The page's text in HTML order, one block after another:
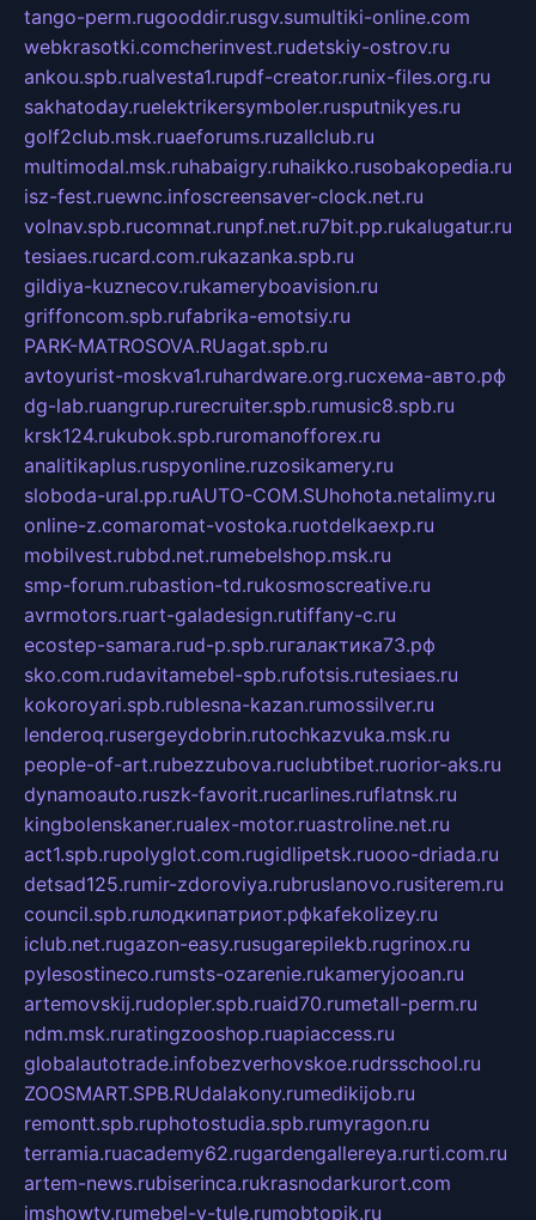
tango-perm.rugooddir.rusgv.sumultiki-online.com
webkrasotki.comcherinvest.rudetskiy-ostrov.ru
ankou.spb.rualvesta1.rupdf-creator.runix-files.org.ru
sakhatoday.ruelektrikersymboler.rusputnikyes.ru
golf2club.msk.ruaeforums.ruzallclub.ru
multimodal.msk.ruhabaigry.ruhaikko.rusobakopedia.ru
isz-fest.ruewnc.infoscreensaver-clock.net.ru
volnav.spb.rucomnat.runpf.net.ru7bit.pp.rukalugatur.ru
tesiaes.rucard.com.rukazanka.spb.ru
gildiya-kuznecov.rukameryboavision.ru
griffoncom.spb.rufabrika-emotsiy.ru
PARK-MATROSOVA.RUagat.spb.ru
avtoyurist-moskva1.ruhardware.org.ruсхема-авто.рф
dg-lab.ruangrup.rurecruiter.spb.rumusic8.spb.ru
krsk124.rukubok.spb.ruromanofforex.ru
analitikaplus.ruspyonline.ruzosikamery.ru
sloboda-ural.pp.ruAUTO-COM.SUhohota.netalimy.ru
online-z.comaromat-vostoka.ruotdelkaexp.ru
mobilvest.rubbd.net.rumebelshop.msk.ru
smp-forum.rubastion-td.rukosmoscreative.ru
avrmotors.ruart-galadesign.rutiffany-c.ru
ecostep-samara.rud-p.spb.ruгалактика73.рф
sko.com.rudavitamebel-spb.rufotsis.rutesiaes.ru
kokoroyari.spb.rublesna-kazan.rumossilver.ru
lenderoq.rusergeydobrin.rutochkazvuka.msk.ru
people-of-art.rubezzubova.ruclubtibet.ruorior-aks.ru
dynamoauto.ruszk-favorit.rucarlines.ruflatnsk.ru
kingbolenskaner.rualex-motor.ruastroline.net.ru
act1.spb.rupolyglot.com.rugidlipetsk.ruooo-driada.ru
detsad125.rumir-zdoroviya.rubruslanovo.rusiterem.ru
council.spb.ruлодкипатриот.рфkafekolizey.ru
iclub.net.rugazon-easy.rusugarepilekb.rugrinox.ru
pylesostineco.rumsts-ozarenie.rukameryjooan.ru
artemovskij.rudopler.spb.ruaid70.rumetall-perm.ru
ndm.msk.ruratingzooshop.ruapiaccess.ru
globalautotrade.infobezverhovskoe.rudrsschool.ru
ZOOSMART.SPB.RUdalakony.rumedikijob.ru
remontt.spb.ruphotostudia.spb.rumyragon.ru
terramia.ruacademy62.rugardengallereya.rurti.com.ru
artem-news.rubiserinca.rukrasnodarkurort.com
imshowtv.rumebel-v-tule.rumobtopik.ru